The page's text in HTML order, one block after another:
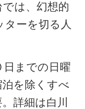
は、幻想的
ーを切る人
までの日曜
を除くすべ
詳細は白川